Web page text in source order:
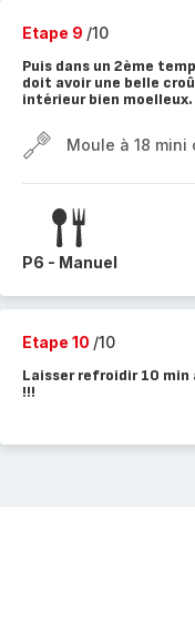
Etape 9 /10
Puis dans un 2ème
doit avoir une belle
intérieur bien moelleux.
Moule à 18
P6 - Manuel
Etape 10 /10
Laisser refroidir 10 min
!!!